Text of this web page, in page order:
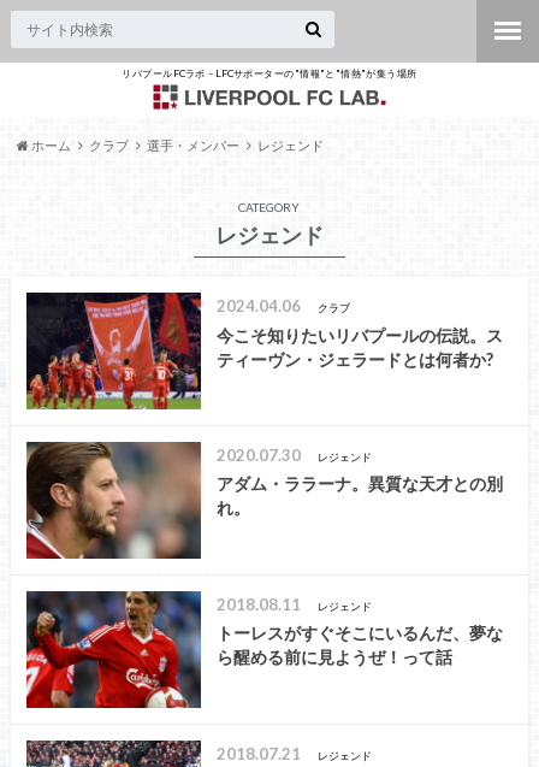
リバプールFCラボ – LFCサポーターの"情報"と"情熱"が集う場所
ホーム クラブ 選手・メンバー レジェンド
CATEGORY
レジェンド
2024.04.06 クラブ
今こそ知りたいリバプールの伝説。ス
ティーヴン・ジェラードとは何者か?
2020.07.30 レジェンド
アダム・ララーナ。異質な天才との別
れ。
2018.08.11 レジェンド
トーレスがすぐそこにいるんだ、夢な
ら醒める前に見ようぜ！って話
2018.07.21 レジェンド